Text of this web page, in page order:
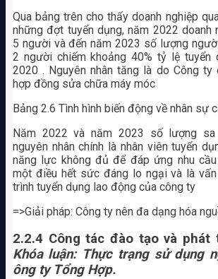
Qua bảng trên cho thấy doanh nghiệp
những đợt tuyển dụng, năm 2022 doanh
5 người và đến năm 2023 số lượng
2 người chiếm khoảng 40% tỷ lệ tuyển
2020 . Nguyên nhân tăng là do Công ty
hợp đồng sửa chữa máy móc
Bảng 2.6 Tình hình biến động về nhân sự
Năm 2022 và năm 2023 số lượng
nguyên nhân chính là nhân viên tuyển
năng lực không đủ để đáp ứng nhu
một điều hết sức đáng lo ngại và là
trình tuyển dụng lao động của công ty
=>Giải pháp: Công ty nên đa dạng hóa
2.2.4 Công tác đào tạo và phát
Khóa luận: Thực trạng sử dụng
ông ty Tổng Hợp.